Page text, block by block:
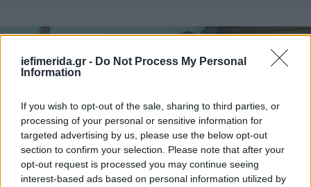
iefimerida.gr - Do Not Process My Personal
Information
If you wish to opt-out of the sale, sharing to third parties, or
processing of your personal or sensitive information for
targeted advertising by us, please use the below opt-out
section to confirm your selection. Please note that after your
opt-out request is processed you may continue seeing
interest-based ads based on personal information utilized by